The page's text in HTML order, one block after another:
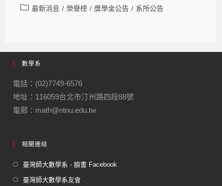
最新消息 / 榮譽榜 / 獎學金公告 / 系所公告
數學系
電話：(02)7749-6576
地址：116059台北市汀州路四段88號
電郵：math@ntnu.edu.tw
相關連結
臺灣師大數學系 - 臉書 Facebook
臺灣師大數學系友會